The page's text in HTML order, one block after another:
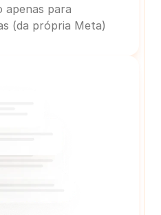
para
(da própria Meta)